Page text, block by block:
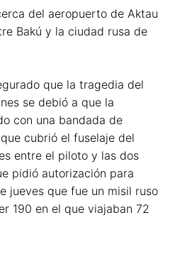
del aeropuerto de Aktau
Bakú y la ciudad rusa de
que la tragedia del
se debió a que la
con una bandada de
cubrió el fuselaje del
entre el piloto y las dos
pidió autorización para
jueves que fue un misil ruso
190 en el que viajaban 72